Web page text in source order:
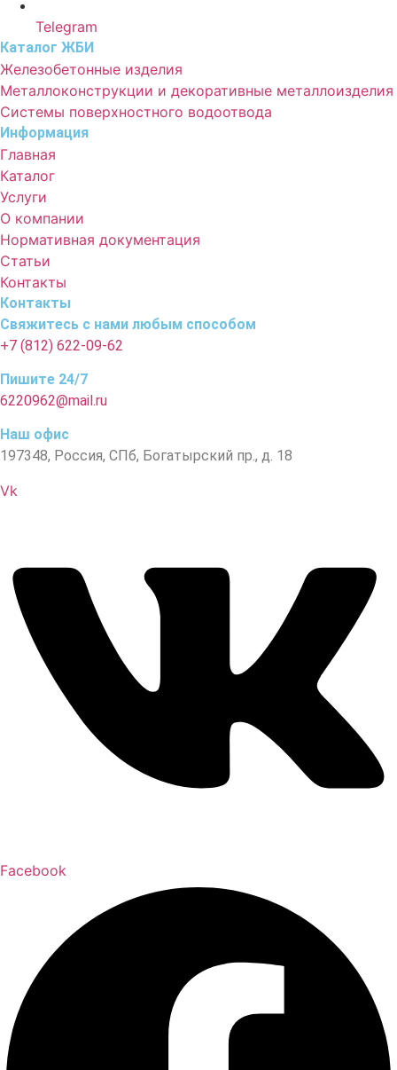
Telegram
Каталог ЖБИ
Железобетонные изделия
Металлоконструкции и декоративные металлоизделия
Системы поверхностного водоотвода
Информация
Главная
Каталог
Услуги
О компании
Нормативная документация
Статьи
Контакты
Контакты
Свяжитесь с нами любым способом
+7 (812) 622-09-62
Пишите 24/7
6220962@mail.ru
Наш офис
197348, Россия, СПб, Богатырский пр., д. 18
Vk
Facebook